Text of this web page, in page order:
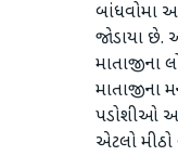
બાંધવોમા
જોડાયા છે.
માતાજીના
માતાજીના
પડોશીઓ
એટલો